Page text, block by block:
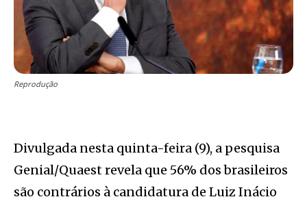
Reprodução
Divulgada nesta quinta-feira (9), a pesquisa
Genial/Quaest revela que 56% dos brasileiros
são contrários à candidatura de Luiz Inácio